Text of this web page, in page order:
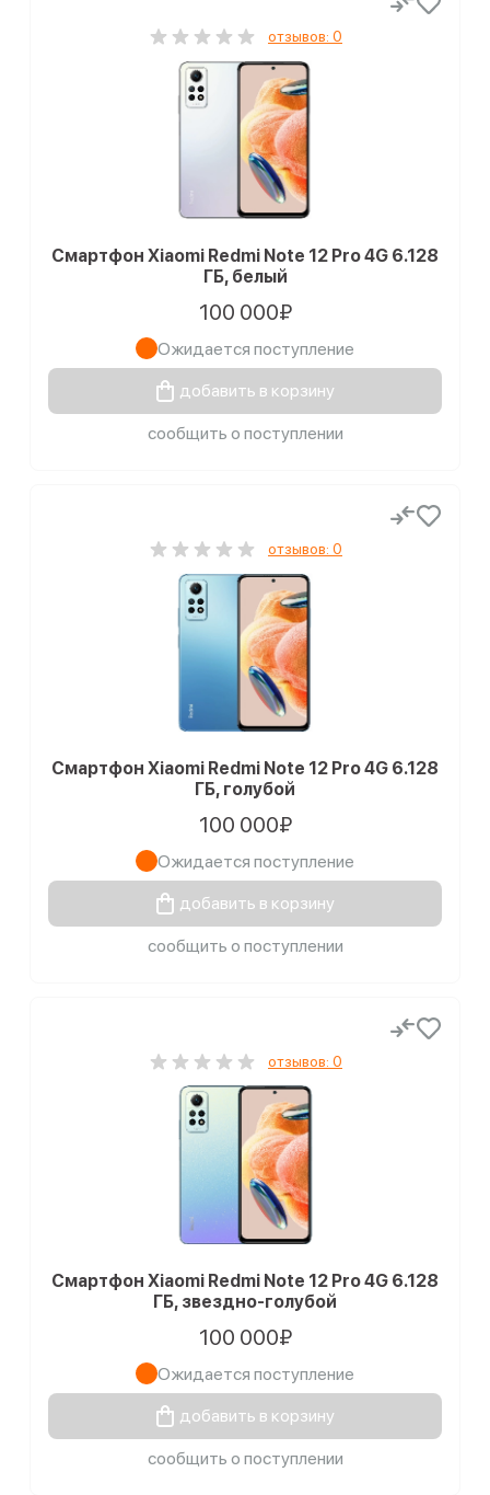
отзывов: 0
Смартфон Xiaomi Redmi Note 12 Pro 4G 6.128
ГБ, белый
100 000₽
Ожидается поступление
добавить в корзину
сообщить о поступлении
отзывов: 0
Смартфон Xiaomi Redmi Note 12 Pro 4G 6.128
ГБ, голубой
100 000₽
Ожидается поступление
добавить в корзину
сообщить о поступлении
отзывов: 0
Смартфон Xiaomi Redmi Note 12 Pro 4G 6.128
ГБ, звездно-голубой
100 000₽
Ожидается поступление
добавить в корзину
сообщить о поступлении